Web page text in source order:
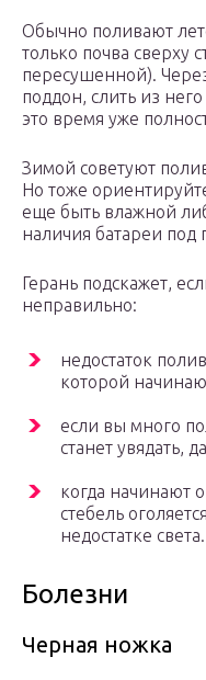
Обычно поливают
только почва сверху
пересушенной).
поддон, слить из
это время уже
Зимой советуют
Но тоже
еще быть влажной
наличия батареи под
Герань подскажет,
неправильно:
недостаток
которой
если вы много
станет увядать,
когда начинают
стебель
недостатке света.
Болезни
Черная ножка